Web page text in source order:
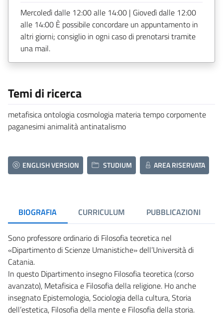
Mercoledì dalle 12:00 alle 14:00 | Giovedì dalle 12:00
alle 14:00 È possibile concordare un appuntamento in
altri giorni; consiglio in ogni caso di prenotarsi tramite
una mail.
Temi di ricerca
metafisica ontologia cosmologia materia tempo corpomente
paganesimi animalità antinatalismo
ENGLISH VERSION STUDIUM AREA RISERVATA
BIOGRAFIA CURRICULUM PUBBLICAZIONI
Sono professore ordinario di Filosofia teoretica nel
«Dipartimento di Scienze Umanistiche» dell’Università di
Catania.
In questo Dipartimento insegno Filosofia teoretica (corso
avanzato), Metafisica e Filosofia della religione. Ho anche
insegnato Epistemologia, Sociologia della cultura, Storia
dell’estetica, Filosofia della mente e Filosofia della storia.